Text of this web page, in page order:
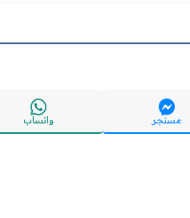
مسنجر واتساب